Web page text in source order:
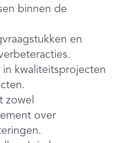
binnen de
en
kwaliteitsprojecten
zowel
over